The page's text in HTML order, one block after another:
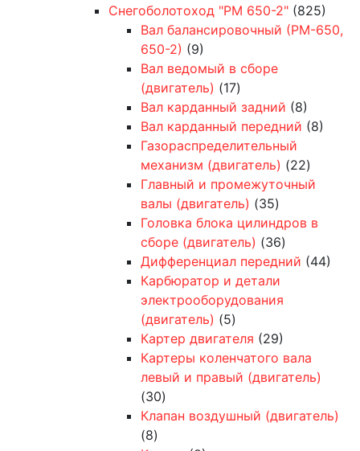
Снегоболотоход "РМ 650-2" (825)
Вал балансировочный (РМ-650,
650-2) (9)
Вал ведомый в сборе
(двигатель) (17)
Вал карданный задний (8)
Вал карданный передний (8)
Газораспределительный
механизм (двигатель) (22)
Главный и промежуточный
валы (двигатель) (35)
Головка блока цилиндров в
сборе (двигатель) (36)
Дифференциал передний (44)
Карбюратор и детали
электрооборудования
(двигатель) (5)
Картер двигателя (29)
Картеры коленчатого вала
левый и правый (двигатель)
(30)
Клапан воздушный (двигатель)
(8)